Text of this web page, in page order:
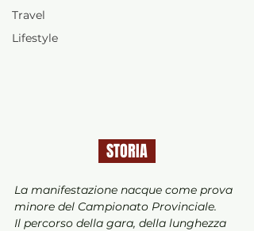
Travel
Lifestyle
  STORIA
La manifestazione nacque come prova
minore del Campionato Provinciale.
Il percorso della gara, della lunghezza